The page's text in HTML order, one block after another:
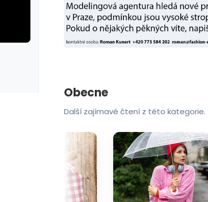
Obecne
Další zajímavé čtení z této kategorie.